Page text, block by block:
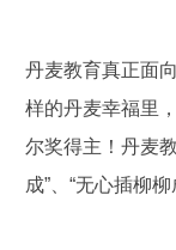
丹麦教育真正面
样的丹麦幸福里
尔奖得主！丹麦
成”、“无心插柳